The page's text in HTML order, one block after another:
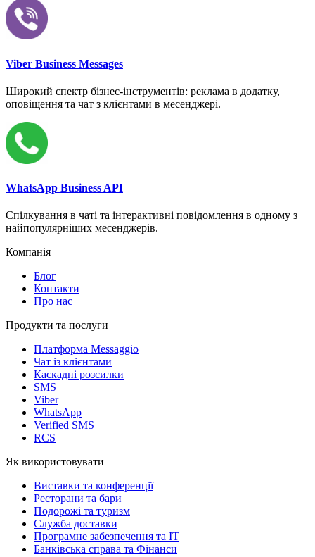
Viber Business Messages
Широкий спектр бізнес-інструментів: реклама в додатку,
оповіщення та чат з клієнтами в месенджері.
WhatsApp Business API
Спілкування в чаті та інтерактивні повідомлення в одному з
найпопулярніших месенджерів.
Компанія
Блог
Контакти
Про нас
Продукти та послуги
Платформа Messaggio
Чат із клієнтами
Каскадні розсилки
SMS
Viber
WhatsApp
Verified SMS
RCS
Як використовувати
Виставки та конференції
Ресторани та бари
Подорожі та туризм
Служба доставки
Програмне забезпечення та IT
Банківська справа та Фінанси